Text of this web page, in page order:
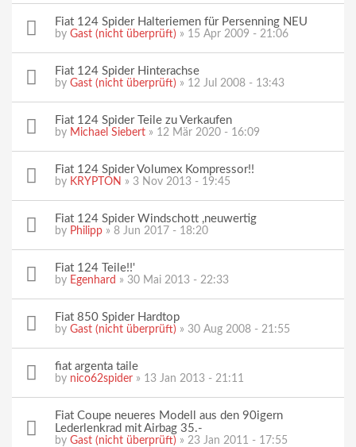
Fiat 124 Spider Halteriemen für Persenning NEU
by Gast (nicht überprüft) » 15 Apr 2009 - 21:06
Fiat 124 Spider Hinterachse
by Gast (nicht überprüft) » 12 Jul 2008 - 13:43
Fiat 124 Spider Teile zu Verkaufen
by Michael Siebert » 12 Mär 2020 - 16:09
Fiat 124 Spider Volumex Kompressor!!
by KRYPTON » 3 Nov 2013 - 19:45
Fiat 124 Spider Windschott ,neuwertig
by Philipp » 8 Jun 2017 - 18:20
Fiat 124 Teile!!'
by Egenhard » 30 Mai 2013 - 22:33
Fiat 850 Spider Hardtop
by Gast (nicht überprüft) » 30 Aug 2008 - 21:55
fiat argenta taile
by nico62spider » 13 Jan 2013 - 21:11
Fiat Coupe neueres Modell aus den 90igern
Lederlenkrad mit Airbag 35.-
by Gast (nicht überprüft) » 23 Jan 2011 - 17:55